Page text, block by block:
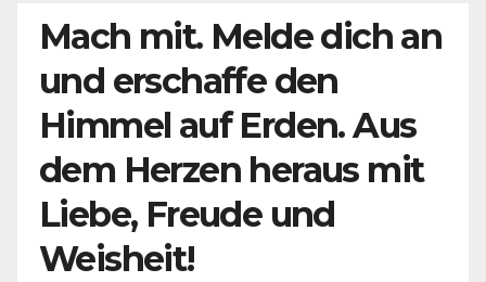
Mach mit. Melde dich an
und erschaffe den
Himmel auf Erden. Aus
dem Herzen heraus mit
Liebe, Freude und
Weisheit!